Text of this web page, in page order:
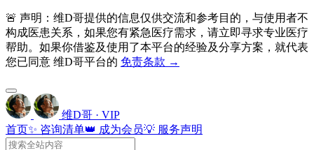
🚨 声明：维D哥提供的信息仅供交流和参考目的，与使用者不
构成医患关系，如果您有紧急医疗需求，请立即寻求专业医疗
帮助。如果你借鉴及使用了本平台的经验及分享方案，就代表
您已同意 维D哥平台的 免责条款 →
维D哥 · VIP
首页✨ 咨询清单👑 成为会员💡 服务声明